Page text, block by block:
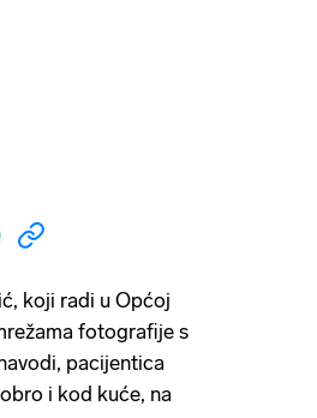
koji radi u Općoj
fotografije s
pacijentica
i kod kuće, na